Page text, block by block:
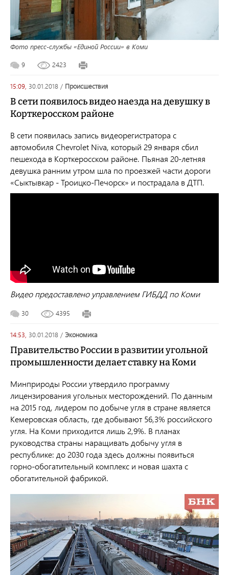
Фото пресс-службы «Единой России» в Коми
9 2423
15:09, 30.01.2018 / происшествия
В сети появилось видео наезда на девушку в
Корткеросском районе
В сети появилась запись видеорегистратора с
автомобиля Chevrolet Niva, который 29 января сбил
пешехода в Корткеросском районе. Пьяная 20-летняя
девушка ранним утром шла по проезжей части дороги
«Сыктывкар - Троицко-Печорск» и пострадала в ДТП.
Видео предоставлено управлением ГИБДД по Коми
30 4395
14:53, 30.01.2018 / экономика
Правительство России в развитии угольной
промышленности делает ставку на Коми
Минприроды России утвердило программу
лицензирования угольных месторождений. По данным
на 2015 год, лидером по добыче угля в стране является
Кемеровская область, где добывают 56,3% российского
угля. На Коми приходится лишь 2,9%. В планах
руководства страны наращивать добычу угля в
республике: до 2030 года здесь должны появиться
горно-обогатительный комплекс и новая шахта с
обогатительной фабрикой.